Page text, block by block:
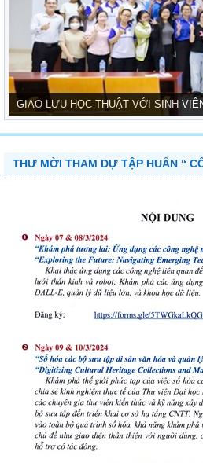
GIAO LƯU HỌC THUẬT VỚI SINH
THƯ MỜI THAM DỰ TẬP HUẤN “